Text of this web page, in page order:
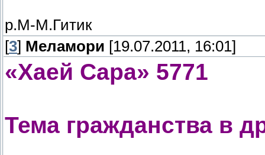
р.М-М.Гитик
[3] Меламори [19.07.2011, 16:01]
«Хаей Сара» 5771
Тема гражданства в